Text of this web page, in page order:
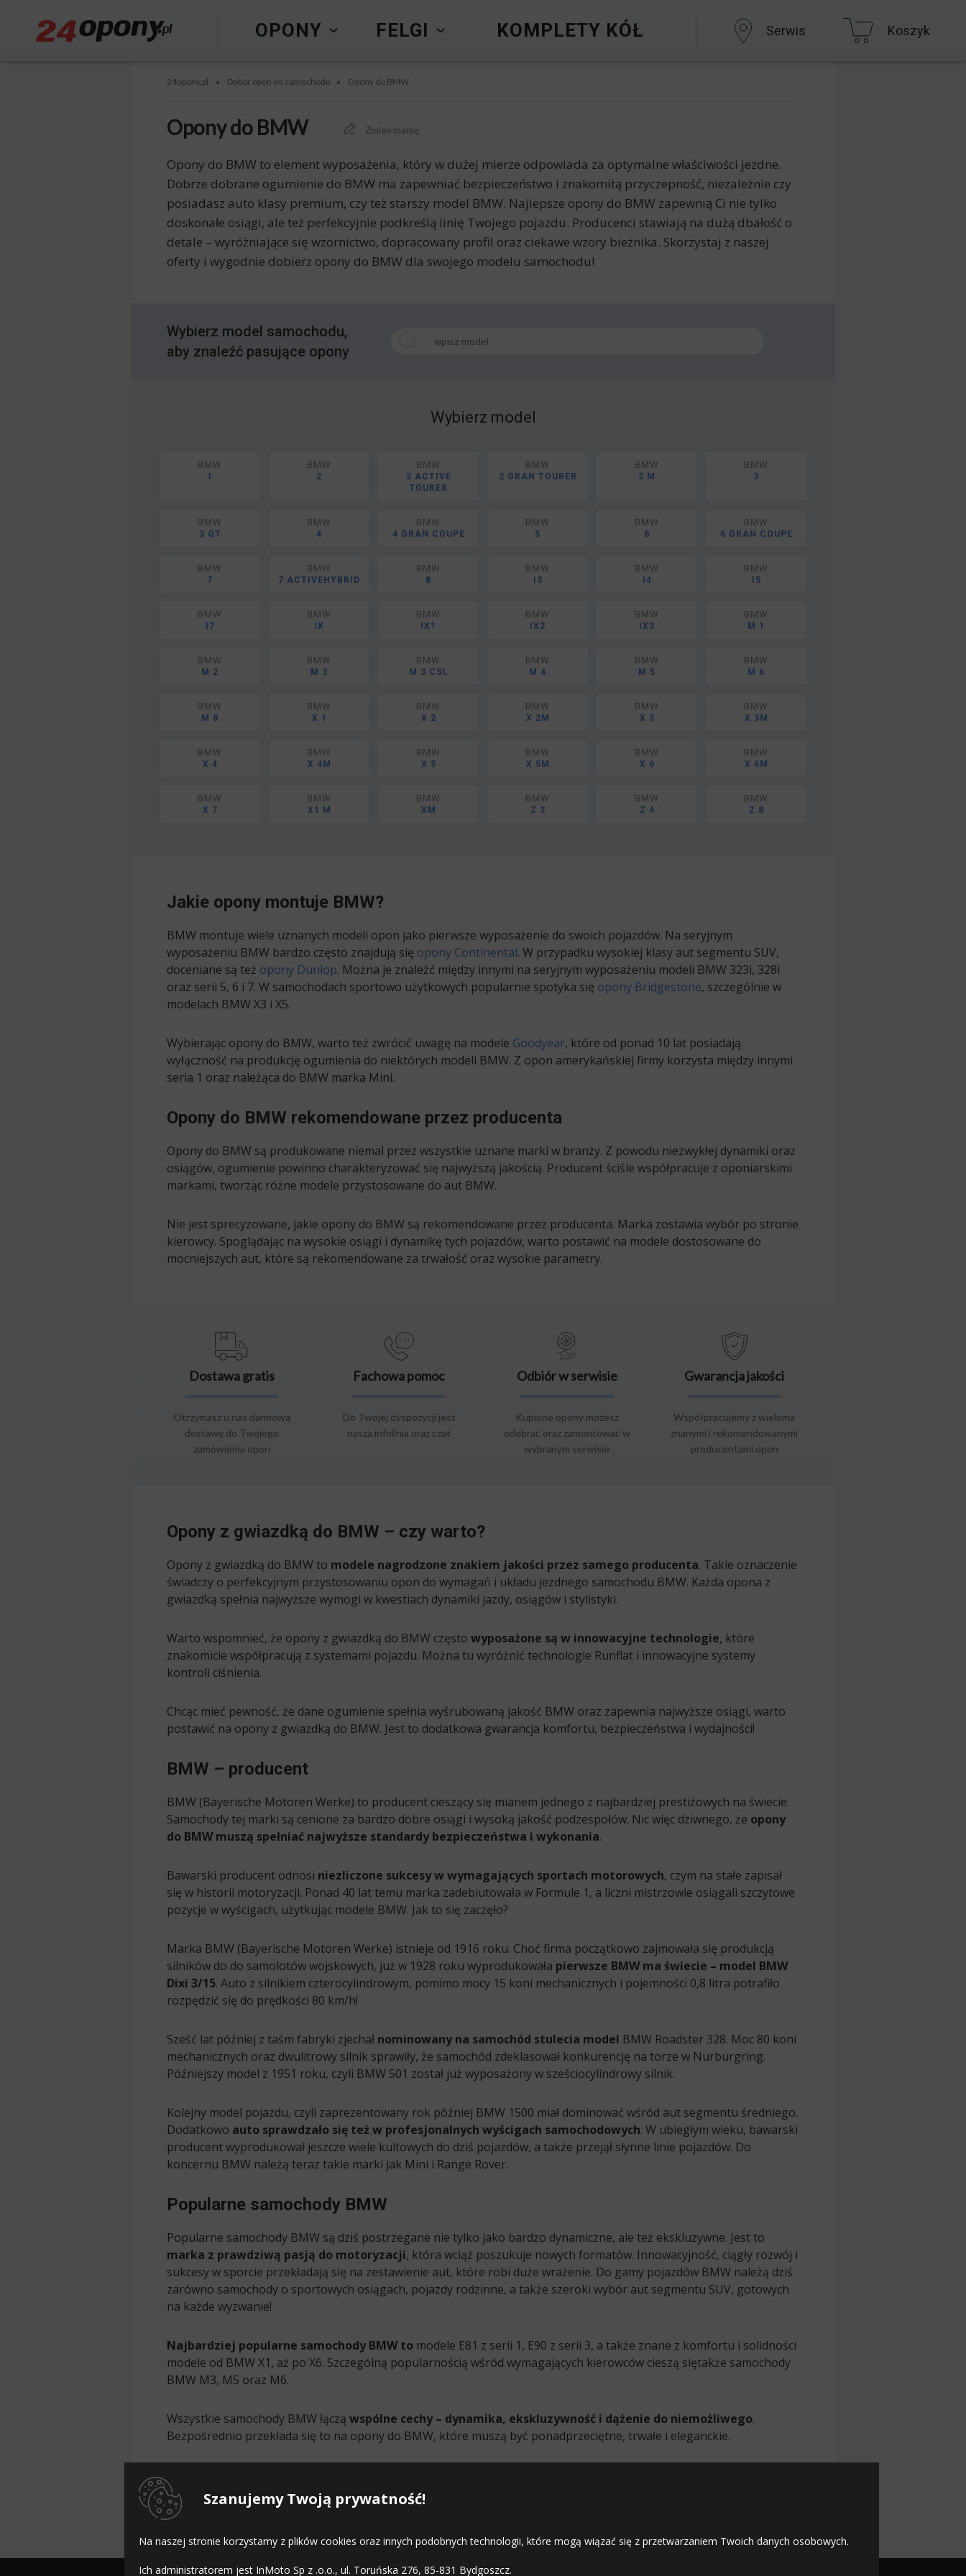
Szanujemy Twoją prywatność!
Na naszej stronie korzystamy z plików cookies oraz innych podobnych technologii, które mogą wiązać się z przetwarzaniem Twoich danych osobowych.
Ich administratorem jest InMoto Sp z .o.o., ul. Toruńska 276, 85-831 Bydgoszcz.
OPONY FELGI KOMPLETY KÓŁ Serwis Koszyk
24opony.pl • Dobór opon do samochodu • Opony do BMW
Opony do BMW Zmień markę
Opony do BMW to element wyposażenia, który w dużej mierze odpowiada za optymalne właściwości jezdne.
Dobrze dobrane ogumienie do BMW ma zapewniać bezpieczeństwo i znakomitą przyczepność, niezależnie czy
posiadasz auto klasy premium, czy też starszy model BMW. Najlepsze opony do BMW zapewnią Ci nie tylko
doskonałe osiągi, ale też perfekcyjnie podkreślą linię Twojego pojazdu. Producenci stawiają na dużą dbałość o
detale – wyróżniające się wzornictwo, dopracowany profil oraz ciekawe wzory bieżnika. Skorzystaj z naszej
oferty i wygodnie dobierz opony do BMW dla swojego modelu samochodu!
Wybierz model samochodu,
aby znaleźć pasujące opony
Wybierz model
BMW
1
BMW
2
BMW
2 ACTIVE
TOURER
BMW
2 GRAN TOURER
BMW
2 M
BMW
3
BMW
3 GT
BMW
4
BMW
4 GRAN COUPE
BMW
5
BMW
6
BMW
6 GRAN COUPE
BMW
7
BMW
7 ACTIVEHYBRID
BMW
8
BMW
I3
BMW
I4
BMW
I5
BMW
I7
BMW
IX
BMW
IX1
BMW
IX2
BMW
IX3
BMW
M 1
BMW
M 2
BMW
M 3
BMW
M 3 CSL
BMW
M 4
BMW
M 5
BMW
M 6
BMW
M 8
BMW
X 1
BMW
X 2
BMW
X 2M
BMW
X 3
BMW
X 3M
BMW
X 4
BMW
X 4M
BMW
X 5
BMW
X 5M
BMW
X 6
BMW
X 6M
BMW
X 7
BMW
X1 M
BMW
XM
BMW
Z 3
BMW
Z 4
BMW
Z 8
Jakie opony montuje BMW?
BMW montuje wiele uznanych modeli opon jako pierwsze wyposażenie do swoich pojazdów. Na seryjnym
wyposażeniu BMW bardzo często znajdują się opony Continental. W przypadku wysokiej klasy aut segmentu SUV,
doceniane są też opony Dunlop. Można je znaleźć między innymi na seryjnym wyposażeniu modeli BMW 323i, 328i
oraz serii 5, 6 i 7. W samochodach sportowo użytkowych popularnie spotyka się opony Bridgestone, szczególnie w
modelach BMW X3 i X5.
Wybierając opony do BMW, warto też zwrócić uwagę na modele Goodyear, które od ponad 10 lat posiadają
wyłączność na produkcję ogumienia do niektórych modeli BMW. Z opon amerykańskiej firmy korzysta między innymi
seria 1 oraz należąca do BMW marka Mini.
Opony do BMW rekomendowane przez producenta
Opony do BMW są produkowane niemal przez wszystkie uznane marki w branży. Z powodu niezwykłej dynamiki oraz
osiągów, ogumienie powinno charakteryzować się najwyższą jakością. Producent ściśle współpracuje z oponiarskimi
markami, tworząc różne modele przystosowane do aut BMW.
Nie jest sprecyzowane, jakie opony do BMW są rekomendowane przez producenta. Marka zostawia wybór po stronie
kierowcy. Spoglądając na wysokie osiągi i dynamikę tych pojazdów, warto postawić na modele dostosowane do
mocniejszych aut, które są rekomendowane za trwałość oraz wysokie parametry.
Dostawa gratis
Otrzymasz u nas darmową
dostawę do Twojego
zamówienia opon
Fachowa pomoc
Do Twojej dyspozycji jest
nasza infolinia oraz czat
Odbiór w serwisie
Kupione opony możesz
odebrać oraz zamontować w
wybranym serwisie
Gwarancja jakości
Współpracujemy z wieloma
znanymi i rekomendowanymi
producentami opon
Opony z gwiazdką do BMW – czy warto?
Opony z gwiazdką do BMW to modele nagrodzone znakiem jakości przez samego producenta. Takie oznaczenie
świadczy o perfekcyjnym przystosowaniu opon do wymagań i układu jezdnego samochodu BMW. Każda opona z
gwiazdką spełnia najwyższe wymogi w kwestiach dynamiki jazdy, osiągów i stylistyki.
Warto wspomnieć, że opony z gwiazdką do BMW często wyposażone są w innowacyjne technologie, które
znakomicie współpracują z systemami pojazdu. Można tu wyróżnić technologie Runflat i innowacyjne systemy
kontroli ciśnienia.
Chcąc mieć pewność, że dane ogumienie spełnia wyśrubowaną jakość BMW oraz zapewnia najwyższe osiągi, warto
postawić na opony z gwiazdką do BMW. Jest to dodatkowa gwarancja komfortu, bezpieczeństwa i wydajności!
BMW – producent
BMW (Bayerische Motoren Werke) to producent cieszący się mianem jednego z najbardziej prestiżowych na świecie.
Samochody tej marki są cenione za bardzo dobre osiągi i wysoką jakość podzespołów. Nic więc dziwnego, że opony
do BMW muszą spełniać najwyższe standardy bezpieczeństwa i wykonania.
Bawarski producent odnosi niezliczone sukcesy w wymagających sportach motorowych, czym na stałe zapisał
się w historii motoryzacji. Ponad 40 lat temu marka zadebiutowała w Formule 1, a liczni mistrzowie osiągali szczytowe
pozycje w wyścigach, użytkując modele BMW. Jak to się zaczęło?
Marka BMW (Bayerische Motoren Werke) istnieje od 1916 roku. Choć firma początkowo zajmowała się produkcją
silników do do samolotów wojskowych, już w 1928 roku wyprodukowała pierwsze BMW ma świecie – model BMW
Dixi 3/15. Auto z silnikiem czterocylindrowym, pomimo mocy 15 koni mechanicznych i pojemności 0,8 litra potrafiło
rozpędzić się do prędkości 80 km/h!
Sześć lat później z taśm fabryki zjechał nominowany na samochód stulecia model BMW Roadster 328. Moc 80 koni
mechanicznych oraz dwulitrowy silnik sprawiły, że samochód zdeklasował konkurencję na torze w Nurburgring.
Późniejszy model z 1951 roku, czyli BMW 501 został już wyposażony w sześciocylindrowy silnik.
Kolejny model pojazdu, czyli zaprezentowany rok później BMW 1500 miał dominować wśród aut segmentu średniego.
Dodatkowo auto sprawdzało się też w profesjonalnych wyścigach samochodowych. W ubiegłym wieku, bawarski
producent wyprodukował jeszcze wiele kultowych do dziś pojazdów, a także przejął słynne linie pojazdów. Do
koncernu BMW należą teraz takie marki jak Mini i Range Rover.
Popularne samochody BMW
Popularne samochody BMW są dziś postrzegane nie tylko jako bardzo dynamiczne, ale też ekskluzywne. Jest to
marka z prawdziwą pasją do motoryzacji, która wciąż poszukuje nowych formatów. Innowacyjność, ciągły rozwój i
sukcesy w sporcie przekładają się na zestawienie aut, które robi duże wrażenie. Do gamy pojazdów BMW należą dziś
zarówno samochody o sportowych osiągach, pojazdy rodzinne, a także szeroki wybór aut segmentu SUV, gotowych
na każde wyzwanie!
Najbardziej popularne samochody BMW to modele E81 z serii 1, E90 z serii 3, a także znane z komfortu i solidności
modele od BMW X1, aż po X6. Szczególną popularnością wśród wymagających kierowców cieszą siętakże samochody
BMW M3, M5 oraz M6.
Wszystkie samochody BMW łączą wspólne cechy – dynamika, ekskluzywność i dążenie do niemożliwego.
Bezpośrednio przekłada się to na opony do BMW, które muszą być ponadprzeciętne, trwałe i eleganckie.
opony do Alfa Romeo